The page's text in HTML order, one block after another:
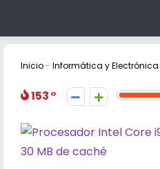
Inicio- Informática y Electrónica
153